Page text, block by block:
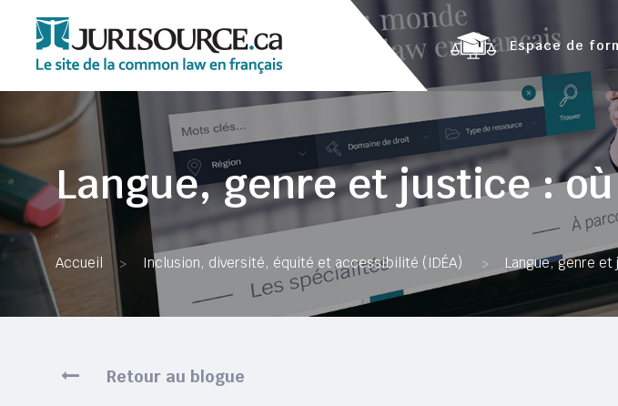
Espace de
Langue, genre et justice :
Accueil > Inclusion, diversité, équité et accessibilité (IDÉA) > Langue, genre
Retour au blogue